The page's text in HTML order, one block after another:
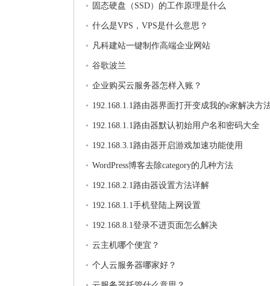
固态硬盘（SSD）的工作原理是什么
什么是VPS，VPS是什么意思？
凡科建站一键制作高端企业网站
谷歌波兰
企业购买云服务器怎样入账？
192.168.1.1路由器界面打开变成我的e家解决方
192.168.1.1路由器默认初始用户名和密码大全
192.168.3.1路由器开启游戏加速功能使用
WordPress博客去除category的几种方法
192.168.2.1路由器设置方法详解
192.168.1.1手机登陆上网设置
192.168.8.1登录不进页面怎么解决
云主机哪个便宜？
个人云服务器哪家好？